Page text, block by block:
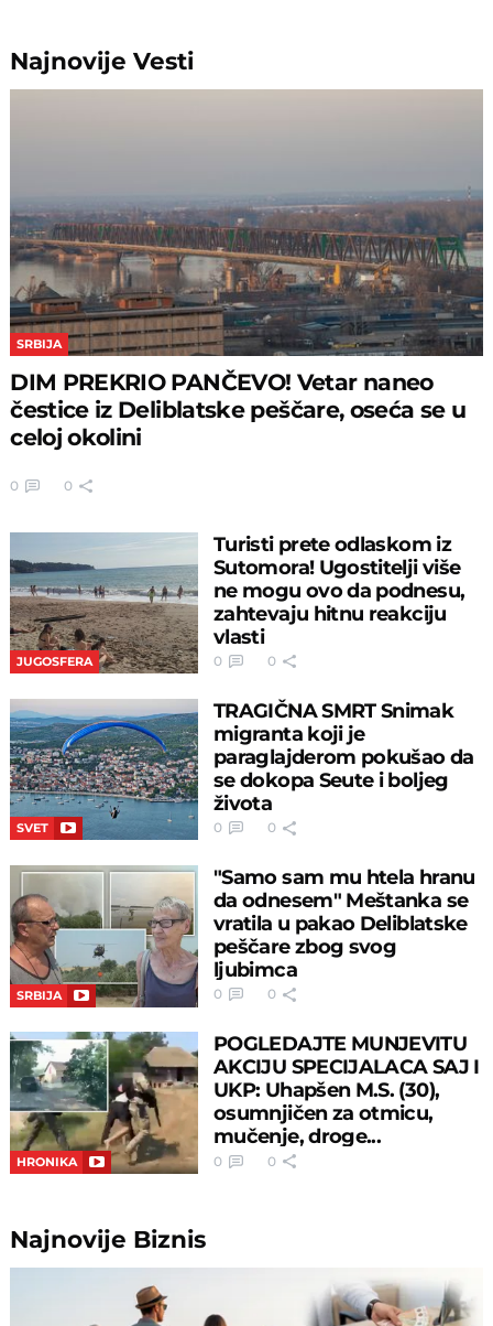
NajnovijeVesti
SRBIJA
DIM PREKRIO PANČEVO! Vetar naneo
čestice iz Deliblatske peščare, oseća se u
celoj okolini
0 0
JUGOSFERA
Turisti prete odlaskom iz
Sutomora! Ugostitelji više
ne mogu ovo da podnesu,
zahtevaju hitnu reakciju
vlasti
0 0
SVET
TRAGIČNA SMRT Snimak
migranta koji je
paraglajderom pokušao da
se dokopa Seute i boljeg
života
0 0
SRBIJA
"Samo sam mu htela hranu
da odnesem" Meštanka se
vratila u pakao Deliblatske
peščare zbog svog
ljubimca
0 0
HRONIKA
POGLEDAJTE MUNJEVITU
AKCIJU SPECIJALACA SAJ I
UKP: Uhapšen M.S. (30),
osumnjičen za otmicu,
mučenje, droge...
0 0
Najnovije Biznis